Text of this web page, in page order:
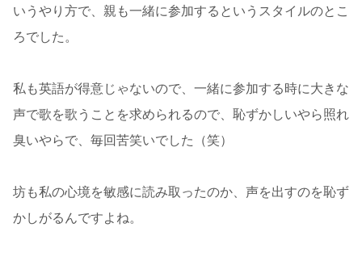
いうやり方で、親も一緒に参加するというスタイルのとこ
ろでした。
私も英語が得意じゃないので、一緒に参加する時に大きな
声で歌を歌うことを求められるので、恥ずかしいやら照れ
臭いやらで、毎回苦笑いでした（笑）
坊も私の心境を敏感に読み取ったのか、声を出すのを恥ず
かしがるんですよね。